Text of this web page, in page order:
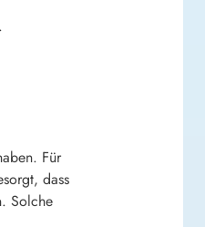
Für
dass
Solche